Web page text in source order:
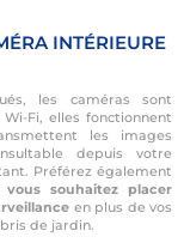
INTÉRIEURE
les caméras sont
Fi, elles fonctionnent
les images
depuis votre
Préférez également
souhaitez placer
en plus de vos
de jardin.